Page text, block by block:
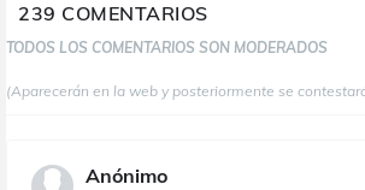
239 COMENTARIOS
TODOS LOS COMENTARIOS SON MODERADOS
(Aparecerán en la web y posteriormente se
Anónimo